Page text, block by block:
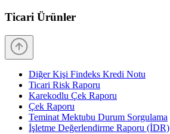
Ticari Ürünler
Diğer Kişi Findeks Kredi Notu
Ticari Risk Raporu
Karekodlu Çek Raporu
Çek Raporu
Teminat Mektubu Durum Sorgulama
İşletme Değerlendirme Raporu (İDR)